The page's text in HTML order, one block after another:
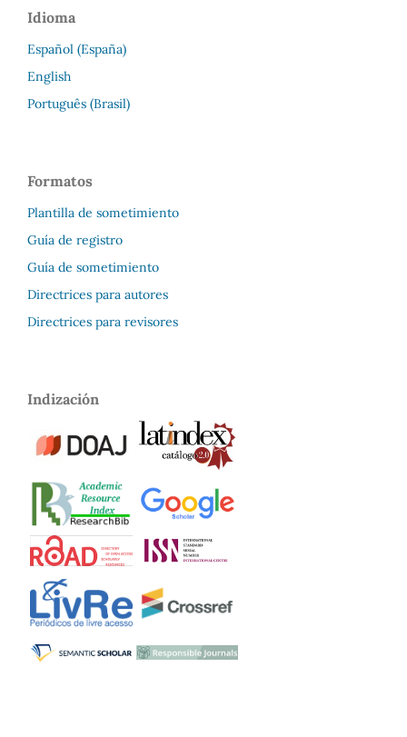
Idioma
Español (España)
English
Português (Brasil)
Formatos
Plantilla de sometimiento
Guía de registro
Guía de sometimiento
Directrices para autores
Directrices para revisores
Indización